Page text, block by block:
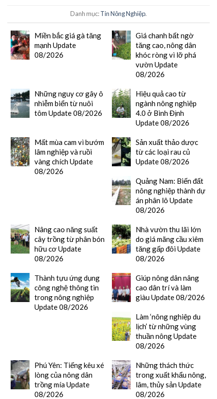
Danh mục:Tin Nông Nghiệp.
Miền bắc giá gà tăng
mạnh Update
08/2026
Giá chanh bất ngờ
tăng cao, nông dân
khóc ròng vì lỡ phá
vườn Update
08/2026
Những nguy cơ gây ô
nhiễm biển từ nuôi
tôm Update 08/2026
Hiệu quả cao từ
ngành nông nghiệp
4.0 ở Bình Định
Update 08/2026
Mất mùa cam vì bướm
lâm nghiệp và ruồi
vàng chích Update
08/2026
Sản xuất thảo dược
từ các loại rau củ
Update 08/2026
Quảng Nam: Biến đất
nông nghiệp thành dự
án phân lô Update
08/2026
Nâng cao năng suất
cây trồng từ phân bón
hữu cơ Update
08/2026
Nhà vườn thu lãi lớn
do giá mãng cầu xiêm
tăng gấp đôi Update
08/2026
Thành tựu ứng dụng
công nghệ thông tin
trong nông nghiệp
Update 08/2026
Giúp nông dân nâng
cao dân trí và làm
giàu Update 08/2026
Làm ‘nông nghiệp du
lịch’ từ những vùng
thuần nông Update
08/2026
Phú Yên: Tiếng kêu xé
lòng của nông dân
trồng mía Update
08/2026
Những thách thức
trong xuất khẩu nông,
lâm, thủy sản Update
08/2026